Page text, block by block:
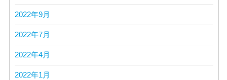
2022年9月
2022年7月
2022年4月
2022年1月